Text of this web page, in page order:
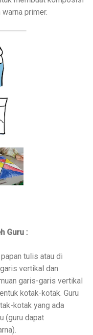
primer.
Guru :
tulis atau di
vertikal dan
garis-garis vertikal
kotak-kotak. Guru
kotak yang ada
(guru dapat